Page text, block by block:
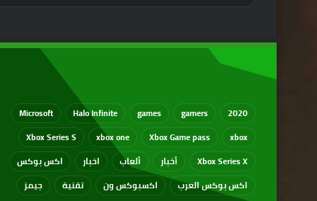
2020
gamers
games
Halo Infinite
Microsoft
xbox
Xbox Game pass
xbox one
Xbox Series S
Xbox Series X
أخبار ألعاب اخبار
اكس بوكس
اكس بوكس العرب
اكسبوكس ون تقنية جيمز